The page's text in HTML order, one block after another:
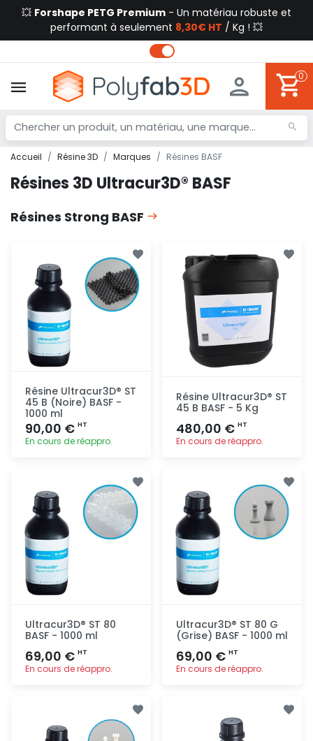
💥 Forshape PETG Premium - Un matériau robuste et
performant à seulement 8,30€ HT / Kg ! 💥
0
Accueil Résine 3D Marques Résines BASF
Résines 3D Ultracur3D® BASF
Résines Strong BASF
Résine Ultracur3D® ST
45 B (Noire) BASF -
1000 ml
90,00 € HT
En cours de réappro.
rapide
Résine Ultracur3D® ST
45 B BASF - 5 Kg
480,00 € HT
En cours de réappro.
rapide
Ultracur3D® ST 80
BASF - 1000 ml
69,00 € HT
En cours de réappro.
Ultracur3D® ST 80 G
(Grise) BASF - 1000 ml
69,00 € HT
En cours de réappro.